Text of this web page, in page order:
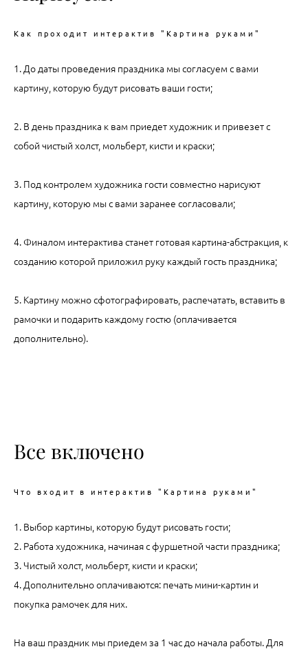
Как проходит интерактив "Картина руками"
1. До даты проведения праздника мы согласуем с вами
картину, которую будут рисовать ваши гости;
2. В день праздника к вам приедет художник и привезет с
собой чистый холст, мольберт, кисти и краски;
3. Под контролем художника гости совместно нарисуют
картину, которую мы с вами заранее согласовали;
4. Финалом интерактива станет готовая картина-абстракция, к
созданию которой приложил руку каждый гость праздника;
5. Картину можно сфотографировать, распечатать, вставить в
рамочки и подарить каждому гостю (оплачивается
дополнительно).
Все включено
Что входит в интерактив "Картина руками"
1. Выбор картины, которую будут рисовать гости;
2. Работа художника, начиная с фуршетной части праздника;
3. Чистый холст, мольберт, кисти и краски;
4. Дополнительно оплачиваются: печать мини-картин и
покупка рамочек для них.
На ваш праздник мы приедем за 1 час до начала работы. Для